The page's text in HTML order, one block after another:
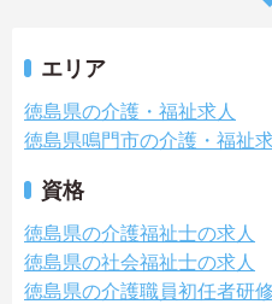
エリア
徳島県の介護・福祉求人
徳島県鳴門市の介護・福祉
資格
徳島県の介護福祉士の求人
徳島県の社会福祉士の求人
徳島県の介護職員初任者研